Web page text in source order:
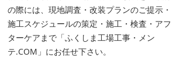
の際には、現地調査・改装プランのご提示・
施工スケジュールの策定・施工・検査・アフ
ターケアまで「ふくしま工場工事・メン
テ.COM」にお任せ下さい。